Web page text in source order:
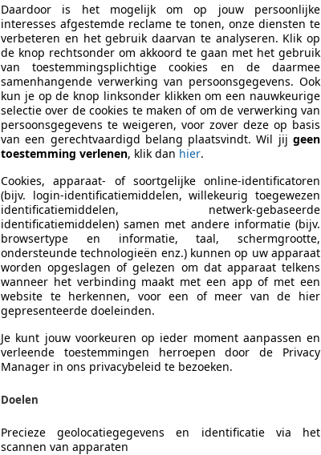
Daardoor is het mogelijk om op jouw persoonlijke
interesses afgestemde reclame te tonen, onze diensten te
verbeteren en het gebruik daarvan te analyseren. Klik op
de knop rechtsonder om akkoord te gaan met het gebruik
van toestemmingsplichtige cookies en de daarmee
samenhangende verwerking van persoonsgegevens. Ook
kun je op de knop linksonder klikken om een nauwkeurige
selectie over de cookies te maken of om de verwerking van
persoonsgegevens te weigeren, voor zover deze op basis
van een gerechtvaardigd belang plaatsvindt. Wil jij geen
toestemming verlenen, klik dan hier.
Cookies, apparaat- of soortgelijke online-identificatoren
(bijv. login-identificatiemiddelen, willekeurig toegewezen
identificatiemiddelen, netwerk-gebaseerde
identificatiemiddelen) samen met andere informatie (bijv.
browsertype en informatie, taal, schermgrootte,
ondersteunde technologieën enz.) kunnen op uw apparaat
worden opgeslagen of gelezen om dat apparaat telkens
wanneer het verbinding maakt met een app of met een
website te herkennen, voor een of meer van de hier
gepresenteerde doeleinden.
Je kunt jouw voorkeuren op ieder moment aanpassen en
verleende toestemmingen herroepen door de Privacy
Manager in ons privacybeleid te bezoeken.
Doelen
Precieze geolocatiegegevens en identificatie via het
scannen van apparaten